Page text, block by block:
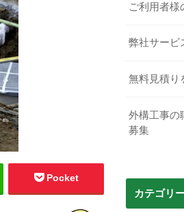
Pocket
ご利用者様
弊社サービ
無料見積り
外構工事の
募集
カテゴリ